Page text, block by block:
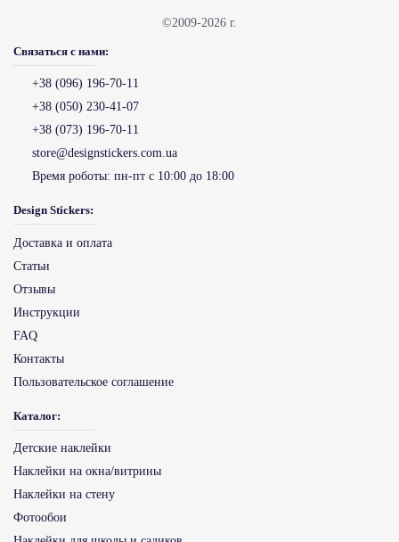
©2009-2026 г.
Связаться с нами:
+38 (096) 196-70-11
+38 (050) 230-41-07
+38 (073) 196-70-11
store@designstickers.com.ua
Время роботы: пн-пт с 10:00 до 18:00
Design Stickers:
Доставка и оплата
Статьи
Отзывы
Инструкции
FAQ
Контакты
Пользовательское соглашение
Каталог:
Детские наклейки
Наклейки на окна/витрины
Наклейки на стену
Фотообои